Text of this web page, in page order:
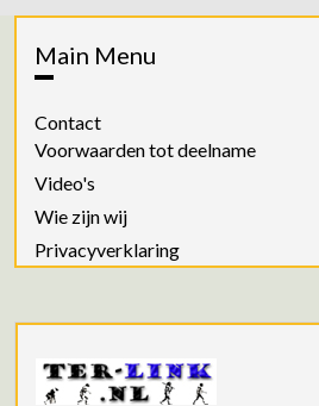
Main Menu
Contact
Voorwaarden tot deelname
Video's
Wie zijn wij
Privacyverklaring